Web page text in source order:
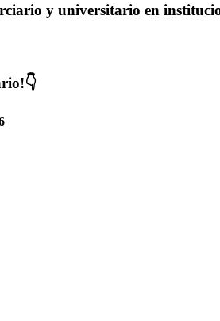
y universitario en
👇